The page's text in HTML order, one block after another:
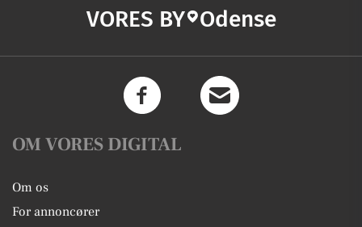
VORES BY Odense
OM VORES DIGITAL
Om os
For annoncører